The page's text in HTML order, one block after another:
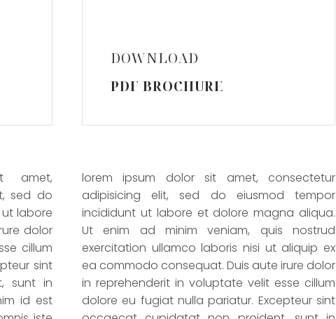
DOWNLOAD
PDF BROCHURE
amet,
sed do
labore
dolor
cillum
sint
sunt in
id est
lorem ipsum dolor sit amet, consectetur
adipisicing elit, sed do eiusmod tempor
incididunt ut labore et dolore magna aliqua.
Ut enim ad minim veniam, quis nostrud
exercitation ullamco laboris nisi ut aliquip ex
ea commodo consequat. Duis aute irure dolor
in reprehenderit in voluptate velit esse cillum
dolore eu fugiat nulla pariatur. Excepteur sint